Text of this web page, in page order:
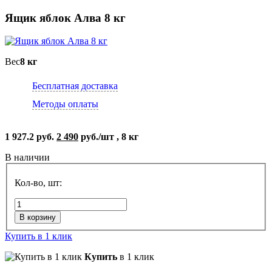
Ящик яблок Алва 8 кг
Вес8 кг
Бесплатная доставка
Методы оплаты
1 927.2 руб. 2 490 руб./шт , 8 кг
В наличии
Кол-во, шт:
В корзину
Купить в 1 клик
Купить в 1 клик